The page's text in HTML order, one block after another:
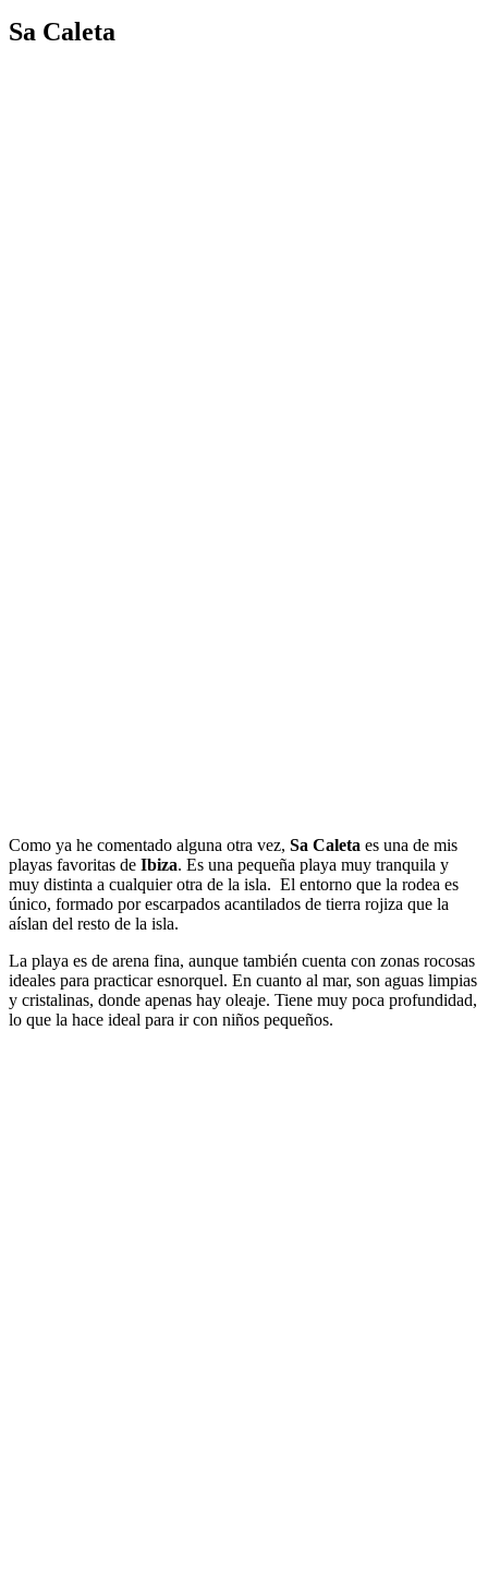
Sa Caleta
Como ya he comentado alguna otra vez, Sa Caleta es una de mis
playas favoritas de Ibiza. Es una pequeña playa muy tranquila y
muy distinta a cualquier otra de la isla. El entorno que la rodea es
único, formado por escarpados acantilados de tierra rojiza que la
aíslan del resto de la isla.
La playa es de arena fina, aunque también cuenta con zonas rocosas
ideales para practicar esnorquel. En cuanto al mar, son aguas limpias
y cristalinas, donde apenas hay oleaje. Tiene muy poca profundidad,
lo que la hace ideal para ir con niños pequeños.